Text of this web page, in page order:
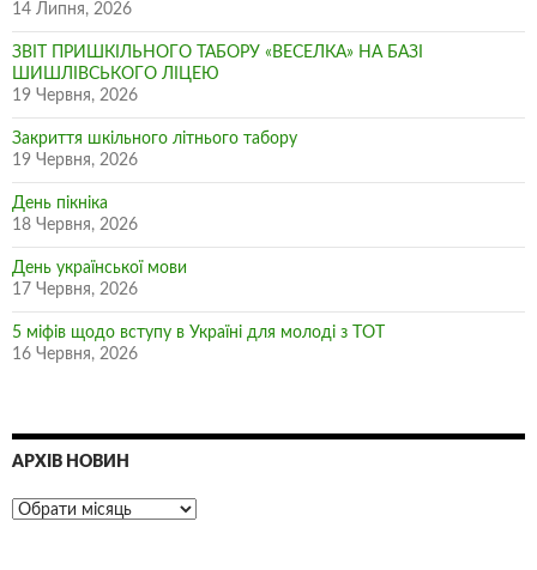
14 Липня, 2026
ЗВІТ ПРИШКІЛЬНОГО ТАБОРУ «ВЕСЕЛКА» НА БАЗІ
ШИШЛІВСЬКОГО ЛІЦЕЮ
19 Червня, 2026
Закриття шкільного літнього табору
19 Червня, 2026
День пікніка
18 Червня, 2026
День української мови
17 Червня, 2026
5 міфів щодо вступу в Україні для молоді з ТОТ
16 Червня, 2026
АРХІВ НОВИН